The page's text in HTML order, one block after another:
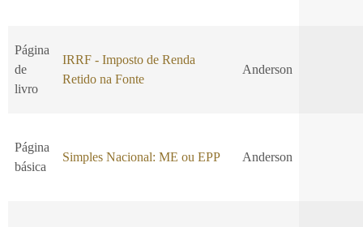
Página
de
livro
IRRF - Imposto de Renda
Retido na Fonte
Anderson
Página
básica
Simples Nacional: ME ou EPP Anderson